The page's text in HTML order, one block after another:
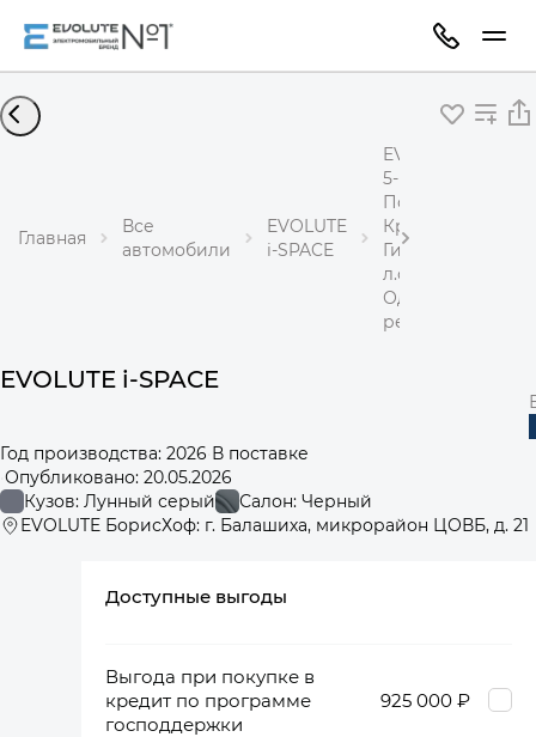
Главная
Все
автомобили
EVOLUTE
i-SPACE
EVOLUTE i-SPACE
5-местный
Полный привод
Кроссовер
Гибрид 1,5 л 367
л.с.
редуктор
EVOLUTE i-SPACE
Год производства: 2026 В поставке
Опубликовано: 20.05.2026
Кузов: Лунный серый
Салон: Черный
EVOLUTE БорисХоф: г. Балашиха, микрорайон ЦОВБ, д. 21
Доступные выгоды
Выгода при покупке в
кредит по программе
господдержки
925 000 ₽